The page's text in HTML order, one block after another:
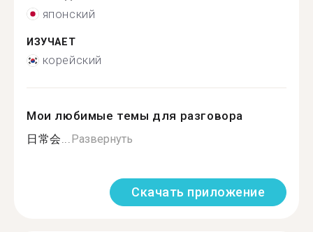
японский
ИЗУЧАЕТ
корейский
Мои любимые темы для разговора
日常会...Развернуть
Скачать приложение